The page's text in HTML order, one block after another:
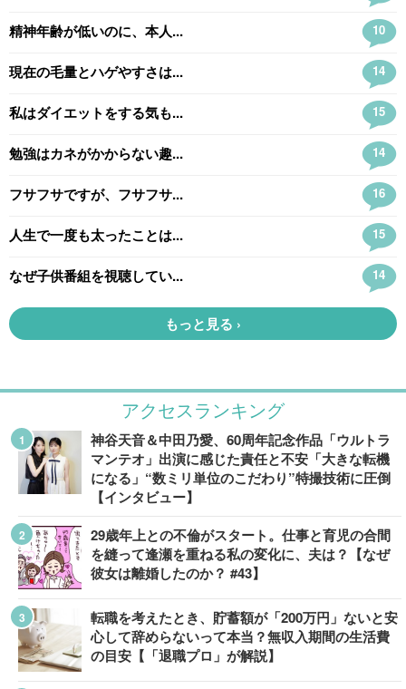
アクセスランキング
神谷天音＆中田乃愛、60周年記念作品「ウルトラ
マンテオ」出演に感じた責任と不安「大きな転機
になる」“数ミリ単位のこだわり”特撮技術に圧倒
【インタビュー】
29歳年上との不倫がスタート。仕事と育児の合間
を縫って逢瀬を重ねる私の変化に、夫は？【なぜ
彼女は離婚したのか？ #43】
転職を考えたとき、貯蓄額が「200万円」ないと安
心して辞めらないって本当？無収入期間の生活費
の目安【「退職プロ」が解説】